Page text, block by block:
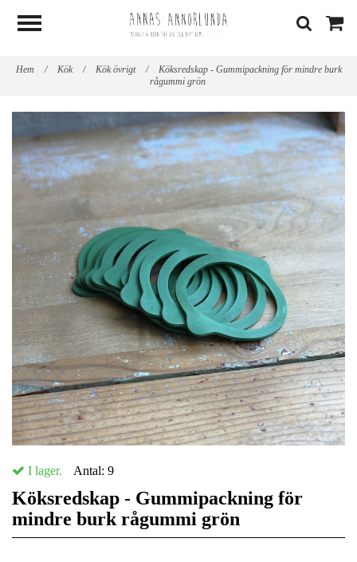
Hem / Kök / Kök övrigt /
Köksredskap - Gummipackning för mindre burk
rågummi grön
I lager. Antal: 9
Köksredskap - Gummipackning för
mindre burk rågummi grön